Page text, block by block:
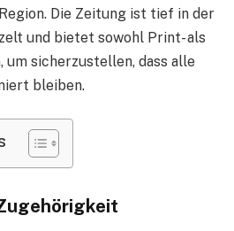
Die Zeitung ist tief in der
und bietet sowohl Print- als
um sicherzustellen, dass alle
bleiben.